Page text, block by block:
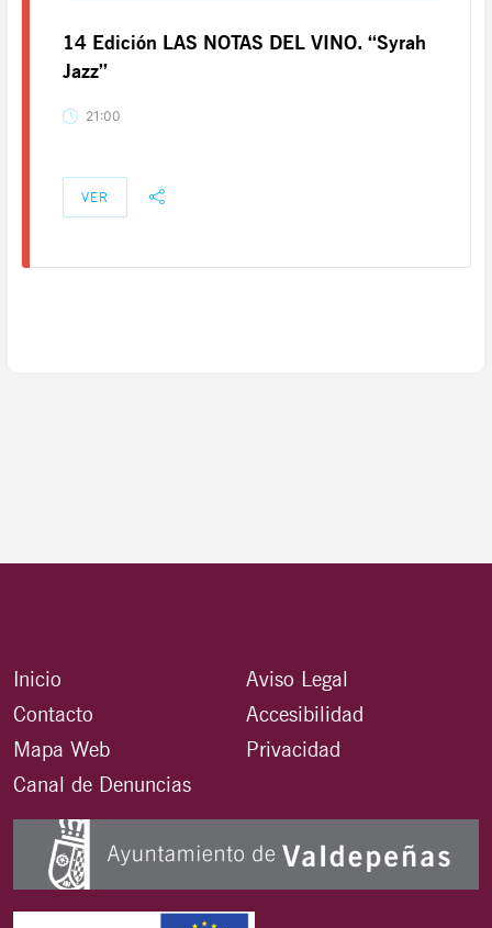
14 Edición LAS NOTAS DEL VINO. “Syrah
Jazz”
21:00
VER
Inicio
Contacto
Mapa Web
Canal de Denuncias
Aviso Legal
Accesibilidad
Privacidad